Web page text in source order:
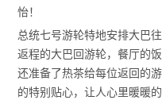
怡！
总统七号游轮特地安排大巴
返程的大巴回游轮，餐厅的
还准备了热茶给每位返回的
的特别贴心，让人心里暖暖的